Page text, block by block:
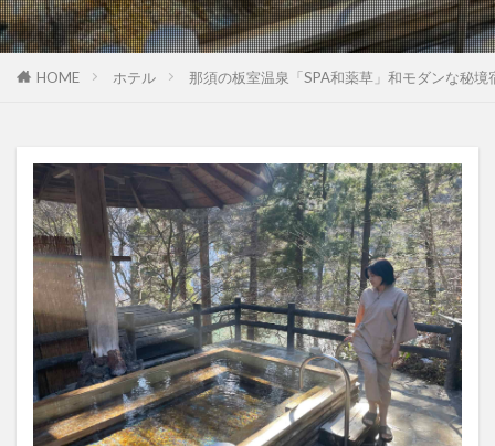
HOME ホテル 那須の板室温泉「SPA和薬草」和モダンな秘